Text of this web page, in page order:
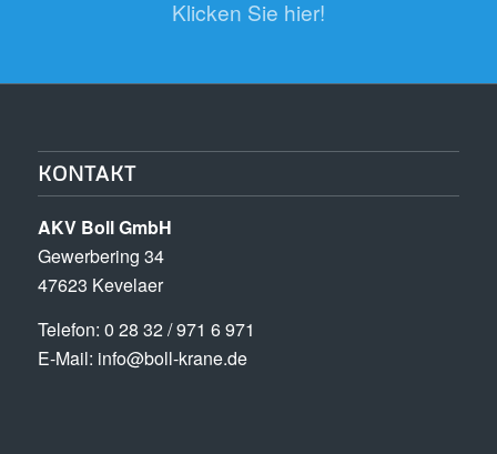
Klicken Sie hier!
KONTAKT
AKV Boll GmbH
Gewerbering 34
47623 Kevelaer
Tele­fon: 0 28 32 / 971 6 971
E-Mail: info@boll-krane.de